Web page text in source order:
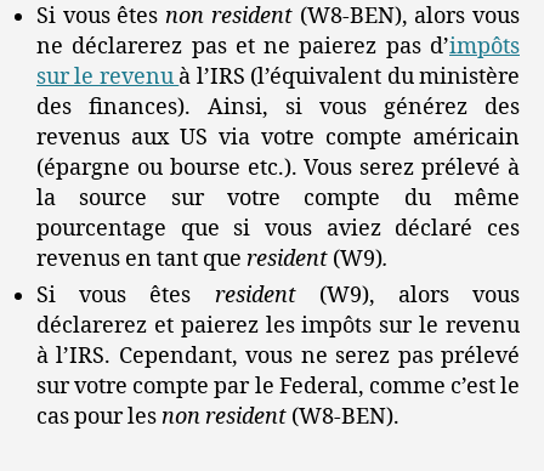
Si vous êtesnon resident(W8-BEN), alors vous
ne déclarerez pas et ne paierez pas d’impôts
sur le revenu à l’IRS (l’équivalent du ministère
des finances). Ainsi, si vous générez des
revenus aux US via votre compte américain
(épargne ou bourse etc.). Vous serez prélevé à
la source sur votre compte du même
pourcentage que si vous aviez déclaré ces
revenus en tant que resident (W9).
Si vous êtes resident(W9), alors vous
déclarerez et paierez les impôts sur le revenu
à l’IRS. Cependant, vous ne serez pas prélevé
sur votre compte par le Federal, comme c’est le
cas pour lesnon resident (W8-BEN).